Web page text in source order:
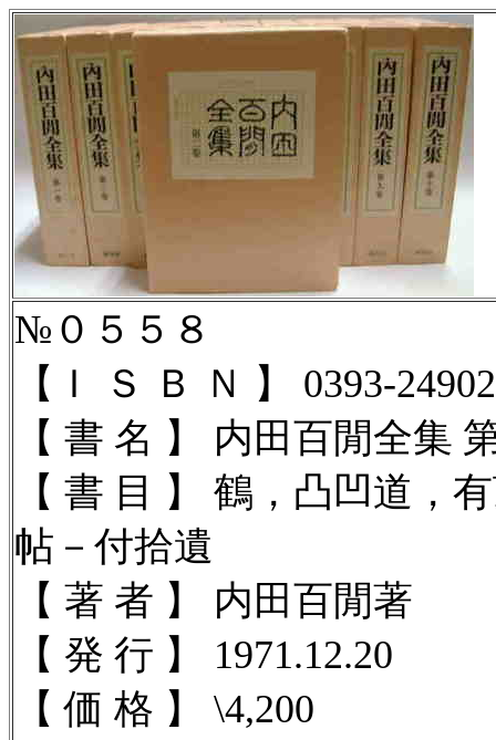
№０５５８
【Ｉ Ｓ Ｂ Ｎ 】
0393-
【 書 名 】 内田百閒全集
【 書 目 】 鶴，凸凹道，
帖－付拾遺
【 著 者 】 内田百閒著
【 発 行 】 1971.12.20
【 価 格 】 \4,200